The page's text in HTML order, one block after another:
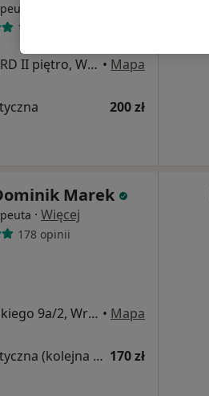
104 opinie
Łagiewnicka 12 bud. WORD II piętro, Wrocław • Mapa
200 zł
Marek
· Więcej
178 opinii
Marszałka Józefa Piłsudskiego 9a/2, Wrocław • Mapa
Konsultacja fizjoterapeutyczna (kolejna wizyta) 170 zł